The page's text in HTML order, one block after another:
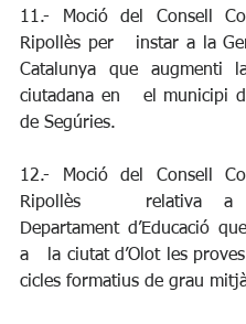
11.- Moció del Consell
Ripollès per   instar a la
Catalunya que augmenti
ciutadana en   el municipi
de Segúries.
12.- Moció del Consell
Ripollès   relativa a
Departament d’Educació
a   la ciutat d’Olot les proves
cicles formatius de grau